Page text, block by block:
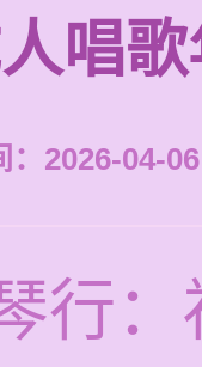
唱
：2026-04-
行